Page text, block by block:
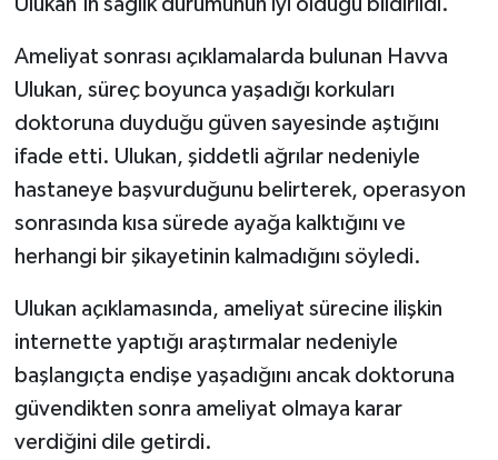
Ameliyat sonrası açıklamalarda bulunan Havva
Ulukan, süreç boyunca yaşadığı korkuları
doktoruna duyduğu güven sayesinde aştığını
ifade etti. Ulukan, şiddetli ağrılar nedeniyle
hastaneye başvurduğunu belirterek, operasyon
sonrasında kısa sürede ayağa kalktığını ve
herhangi bir şikayetinin kalmadığını söyledi.
Ulukan açıklamasında, ameliyat sürecine ilişkin
internette yaptığı araştırmalar nedeniyle
başlangıçta endişe yaşadığını ancak doktoruna
güvendikten sonra ameliyat olmaya karar
verdiğini dile getirdi.